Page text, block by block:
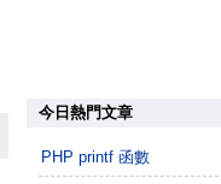
今日熱門文章
PHP printf 函數